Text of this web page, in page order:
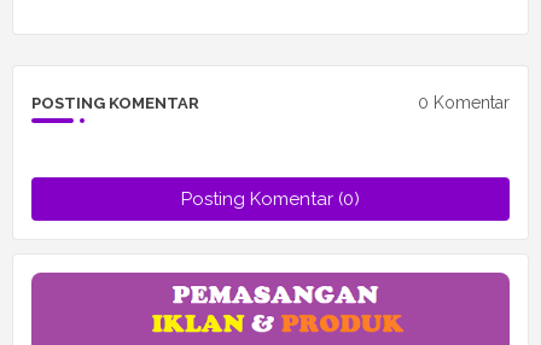
POSTING KOMENTAR 0 Komentar
Posting Komentar (0)